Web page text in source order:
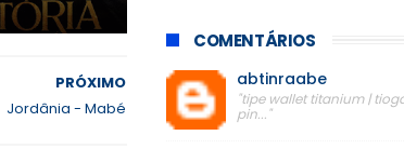
PRÓXIMO
Jordânia - Mabé
COMENTÁRIOS
abtinraabe
"tipe wallet titanium |
pin..."